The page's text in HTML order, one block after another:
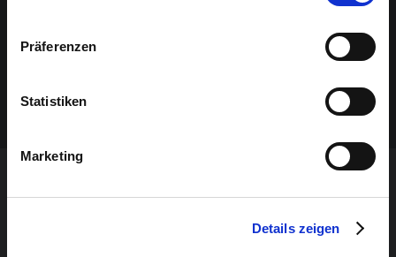
Präferenzen
Statistiken
Marketing
Details zeigen
VERANSTALTUNG VERPASST?